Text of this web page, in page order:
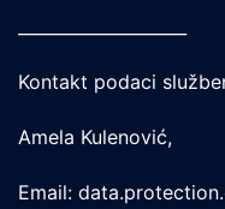
Kontakt podaci
Amela Kulenović,
Email: